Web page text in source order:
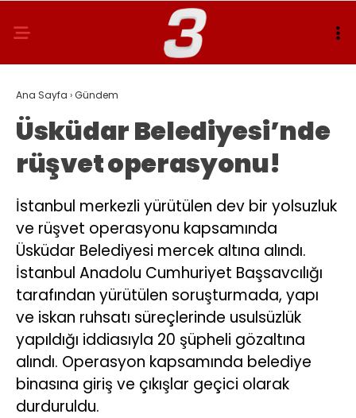
Ana Sayfa ›Gündem
Üsküdar Belediyesi’nde
rüşvet operasyonu!
İstanbul merkezli yürütülen dev bir yolsuzluk
ve rüşvet operasyonu kapsamında
Üsküdar Belediyesi mercek altına alındı.
İstanbul Anadolu Cumhuriyet Başsavcılığı
tarafından yürütülen soruşturmada, yapı
ve iskan ruhsatı süreçlerinde usulsüzlük
yapıldığı iddiasıyla 20 şüpheli gözaltına
alındı. Operasyon kapsamında belediye
binasına giriş ve çıkışlar geçici olarak
durduruldu.